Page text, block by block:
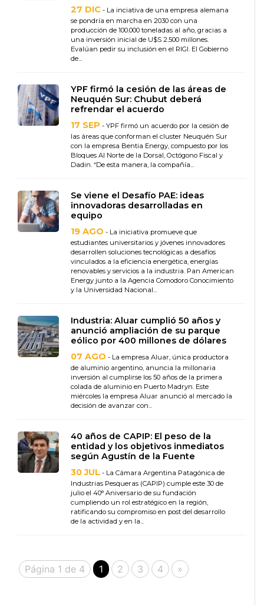
27 DIC - La inciativa de una empresa alemana
se pondría en marcha en 2030 con una
producción de 100.000 toneladas al año, gracias a
una inversión inicial de U$S 2.500 millones.
Evalúan pedir su inclusión en el RIGI. El Gobierno
de...
YPF firmó la cesión de las áreas de
Neuquén Sur: Chubut deberá
refrendar el acuerdo
17 SEP - YPF firmó un acuerdo por la cesión de
las áreas que conforman el cluster Neuquén Sur
con la empresa Bentia Energy, compuesto por los
Bloques Al Norte de la Dorsal, Octógono Fiscal y
Dadin. “De esta manera, la compañía...
Se viene el Desafío PAE: ideas
innovadoras desarrolladas en
equipo
19 AGO - La iniciativa promueve que
estudiantes universitarios y jóvenes innovadores
desarrollen soluciones tecnológicas a desafíos
vinculados a la eficiencia energética, energías
renovables y servicios a la industria. Pan American
Energy junto a la Agencia Comodoro Conocimiento
y la Universidad Nacional...
Industria: Aluar cumplió 50 años y
anunció ampliación de su parque
eólico por 400 millones de dólares
07 AGO - La empresa Aluar, única productora
de aluminio argentino, anuncia la millonaria
inversión al cumplirse los 50 años de la primera
colada de aluminio en Puerto Madryn. Este
miércoles la empresa Aluar anunció al mercado la
decisión de avanzar con...
40 años de CAPIP: El peso de la
entidad y los objetivos inmediatos
según Agustín de la Fuente
30 JUL - La Cámara Argentina Patagónica de
Industrias Pesqueras (CAPIP) cumple este 30 de
julio el 40° Aniversario de su fundación
cumpliendo un rol estratégico en la región,
ratificando su compromiso en post del desarrollo
de la actividad y en la...
Página 1 de 4 1 2 3 4 »